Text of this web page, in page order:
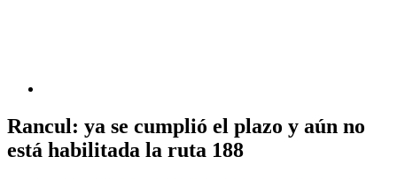
Rancul: ya se cumplió el plazo y aún no
está habilitada la ruta 188